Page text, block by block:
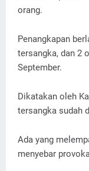
orang.
Penangkapan
tersangka, dan 2
September.
Dikatakan oleh
tersangka sudah
Ada yang
menyebar